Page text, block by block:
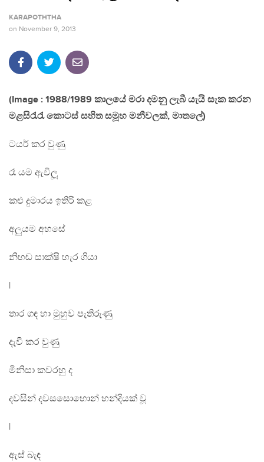
KARAPOTHTHA
on November 9, 2013
(Image : 1988/1989 කාලයේ මරා දමනු ලැබී යැයි සැක කරන
මළසිරැරැ කොටස් සහිත සමූහ මනීවලක්, මාතලේ)
ටයර් කර වුණු
රෑ යම ඇවිලූ
කළු දුමාරය ඉතිරි කළ
අලුයම අහසේ
නිහඬ සාක්ෂි හැර ගියා
|
තාර ගඳ හා මුහුව පැතිරුණු
දැවී කර වුණු
මිනිසා කවරහු ද
දවසින් දවසසොහොන් හන්දියක් වූ
|
ඇස් බැඳ